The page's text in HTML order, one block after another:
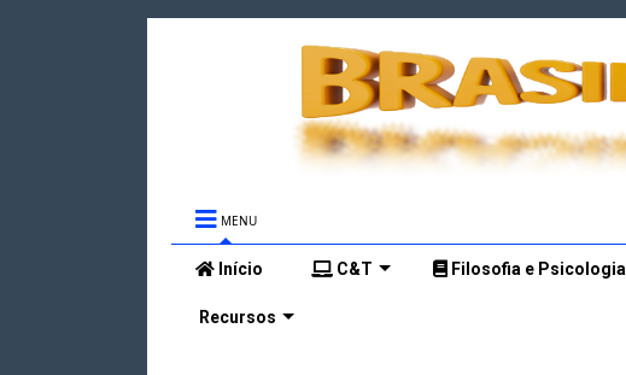
MENU
Início C&T Filosofia e Psicologia
Recursos